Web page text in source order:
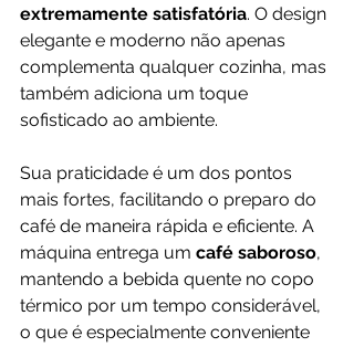
extremamente satisfatória. O design
elegante e moderno não apenas
complementa qualquer cozinha, mas
também adiciona um toque
sofisticado ao ambiente.
Sua praticidade é um dos pontos
mais fortes, facilitando o preparo do
café de maneira rápida e eficiente. A
máquina entrega um café saboroso,
mantendo a bebida quente no copo
térmico por um tempo considerável,
o que é especialmente conveniente